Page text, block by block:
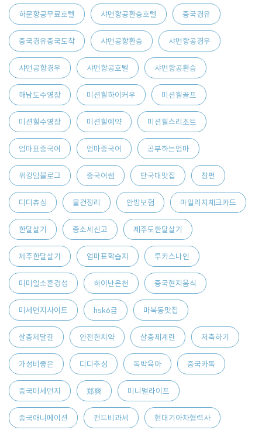
하문항공무료호텔 샤먼항공환승호텔 중국경유
중국경유중국도착 샤먼공항환승 샤먼항공경우
샤먼공항경우 샤먼항공호텔 샤먼항공환승
해남도수영장 미션힐하이커우 미션힐골프
미션힐수영장 미션힐예약 미션힐스리조트
엄마표중국어 엄마중국어 공부하는엄마
워킹맘블로그 중국어쌤 단국대맛집 창펀
디디츄싱 물건정리 안방보험 마일리지체크카드
한달살기 종소세신고 제주도한달살기
제주한달살기 엄마표학습지 루카스나인
미미일소흔경성 하이난온천 중국현지음식
미세먼지사이트 hsk6급 마북동맛집
살충제달걀 안전한치약 살충제계란 저축하기
가성비좋은 디디추싱 독박육아 중국카톡
중국미세먼지 郑爽 미니멀라이프
중국애니메이션 펀드비과세 현대기아차협력사